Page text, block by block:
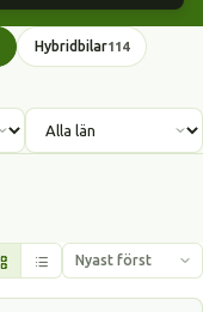
Hybridbilar114